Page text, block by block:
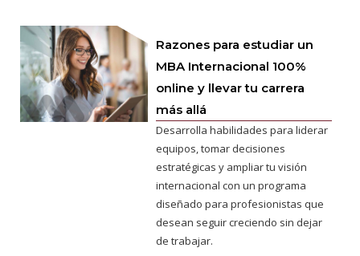
Razones para estudiar un
MBA Internacional 100%
online y llevar tu carrera
más allá
Desarrolla habilidades para liderar
equipos, tomar decisiones
estratégicas y ampliar tu visión
internacional con un programa
diseñado para profesionistas que
desean seguir creciendo sin dejar
de trabajar.